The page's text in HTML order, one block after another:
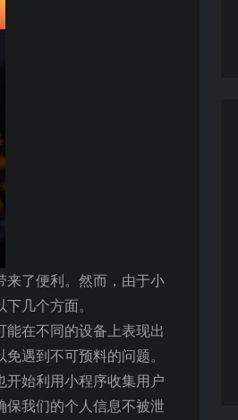
来了便利。然而，由于小
几个方面。
在不同的设备上表现出
遇到不可预料的问题。
始利用小程序收集用户
保我们的个人信息不被泄